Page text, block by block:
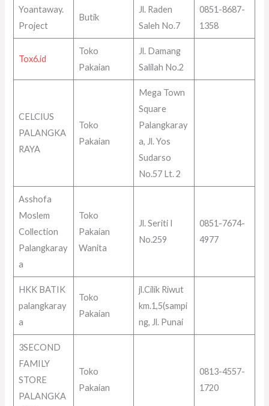
Yoantaway.
Project
Butik
Jl. Raden
Saleh No.7
0851-8687-
1358
Tox6.id
Toko
Pakaian
Jl. Damang
Salilah No.2
CELCIUS
PALANGKA
RAYA
Toko
Pakaian
Mega Town
Square
Palangkaray
a, Jl. Yos
Sudarso
No.57 Lt. 2
Asshofa
Moslem
Collection
Palangkaray
a
Toko
Pakaian
Wanita
Jl. Seriti I
No.259
0851-7674-
4977
HKK BATIK
palangkaray
a
Toko
Pakaian
jl.Cilik Riwut
km.1,5(sampi
ng, Jl. Punai
3SECOND
FAMILY
STORE
PALANGKA
Toko
Pakaian
0813-4557-
1720